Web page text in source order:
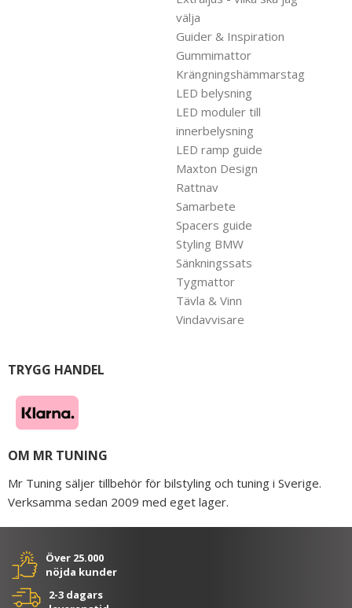
välja
Guider & Inspiration
Gummimattor
Krängningshämmarstag
LED belysning
LED moduler till
innerbelysning
LED ramp guide
Maxton Design
Rattnav
Samarbete
Spacers guide
Styling BMW
Sänkningssats
Tygmattor
Tävla & Vinn
Vindavvisare
TRYGG HANDEL
OM MR TUNING
Mr Tuning säljer tillbehör för bilstyling och tuning i Sverige.
Verksamma sedan 2009 med eget lager.
Över 25.000
nöjda kunder
2-3 dagars